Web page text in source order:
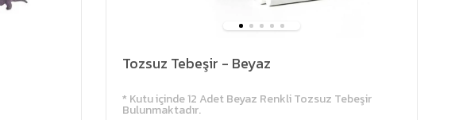
Tozsuz Tebeşir - Beyaz
* Kutu içinde 12 Adet Beyaz Renkli Tozsuz Tebeşir
Bulunmaktadır.